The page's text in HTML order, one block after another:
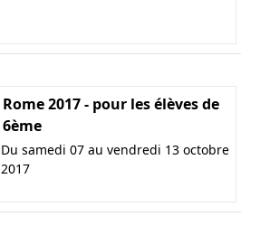
Rome 2017 - pour les élèves de
6ème
Du samedi 07 au vendredi 13 octobre
2017